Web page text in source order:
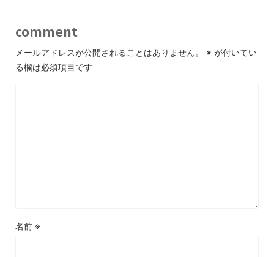
comment
メールアドレスが公開されることはありません。 ※ が付いてい
る欄は必須項目です
名前 ※